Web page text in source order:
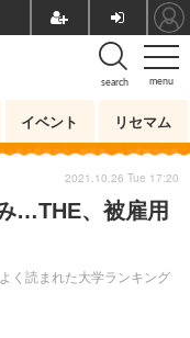
menu
search
イベント リセマム
…THE、被雇用
く読まれた大学ランキング
2021.10.26 Tue 17:20